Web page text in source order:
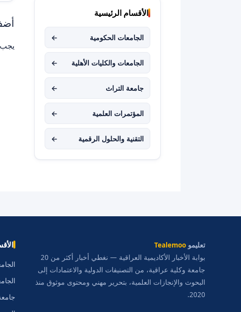
الأقسام الرئيسية
الجامعات الحكومية ←
الجامعات والكليات الأهلية ←
جامعة التراث ←
المؤتمرات العلمية ←
التقنية والحلول الرقمية ←
تعليمو Tealemoo
بوابة الأخبار الأكاديمية العراقية — نغطي أخبار أكثر من 20
جامعة وكلية عراقية، من التصنيفات الدولية والاعتمادات إلى
البحوث والإنجازات العلمية، بتحرير مهني ومحتوى موثوق منذ
2020.